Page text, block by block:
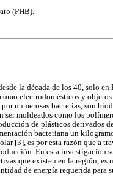
(PHB).
la década de los 40, solo en
electrodomésticos y
numerosas bacterias, son
ser moldeados como los
de plásticos derivados
bacteriana un
[3], es por esta razón que a
En esta investigación
que existen en la región, es
de energía requerida para